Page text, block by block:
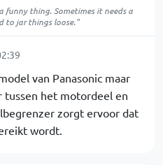
funny thing. Sometimes it needs a
to jar things loose."
van Panasonic maar
tussen het motordeel en
zorgt ervoor dat
wordt.